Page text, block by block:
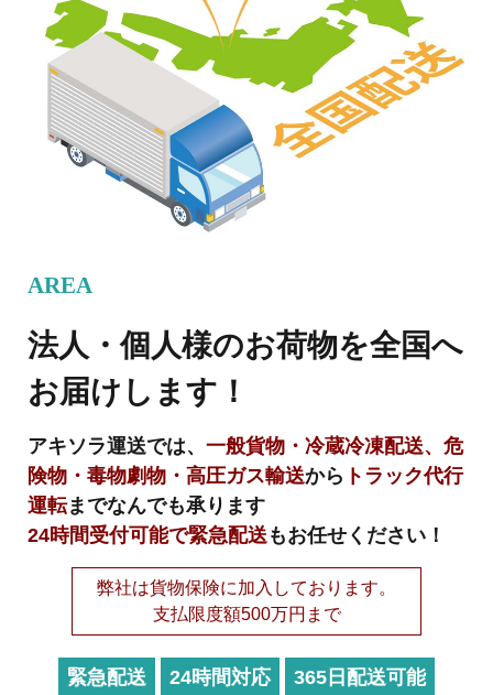
AREA
法人・個人様のお荷物を全国へ
お届けします！
アキソラ運送では、 一般貨物・冷蔵冷凍配送、危
険物・毒物劇物・高圧ガス輸送から トラック代行
運転までなんでも承ります
24時間受付可能で緊急配送もお任せください！
弊社は貨物保険に加入しております。
支払限度額500万円まで
緊急配送 24時間対応 365日配送可能